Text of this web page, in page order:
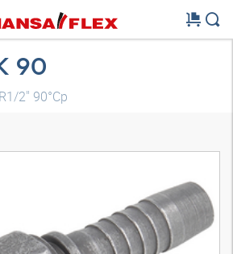
90
2" 90°Cp